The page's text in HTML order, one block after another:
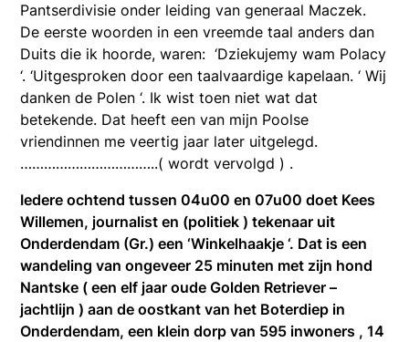
Pantserdivisie onder leiding van generaal Maczek.
De eerste woorden in een vreemde taal anders dan
Duits die ik hoorde, waren: ‘Dziekujemy wam Polacy
‘. ‘Uitgesproken door een taalvaardige kapelaan. ‘ Wij
danken de Polen ‘. Ik wist toen niet wat dat
betekende. Dat heeft een van mijn Poolse
vriendinnen me veertig jaar later uitgelegd.
……………………………..( wordt vervolgd ) .
Iedere ochtend tussen 04u00 en 07u00 doet Kees
Willemen, journalist en (politiek ) tekenaar uit
Onderdendam (Gr.) een ‘Winkelhaakje ‘. Dat is een
wandeling van ongeveer 25 minuten met zijn hond
Nantske ( een elf jaar oude Golden Retriever –
jachtlijn ) aan de oostkant van het Boterdiep in
Onderdendam, een klein dorp van 595 inwoners , 14